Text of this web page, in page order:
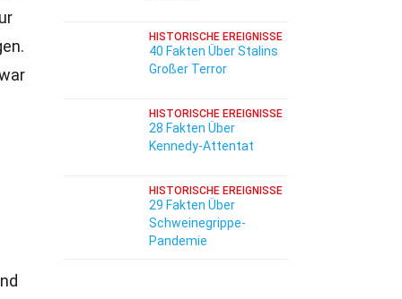
HISTORISCHE EREIGNISSE
40 Fakten Über Stalins
Großer Terror
HISTORISCHE EREIGNISSE
28 Fakten Über
Kennedy-Attentat
HISTORISCHE EREIGNISSE
29 Fakten Über
Schweinegrippe-
Pandemie